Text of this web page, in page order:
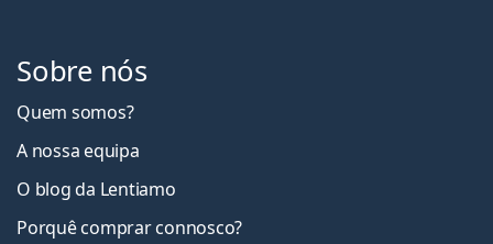
Sobre nós
Quem somos?
A nossa equipa
O blog da Lentiamo
Porquê comprar connosco?